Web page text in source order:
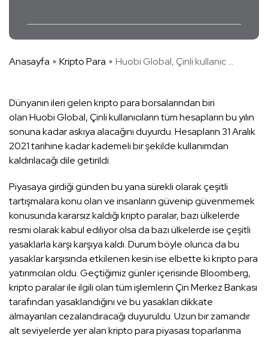
Anasayfa Kripto Para Huobi Global, Çinli kullanıc ...
Dünyanın ileri gelen kripto para borsalarından biri
olan Huobi Global, Çinli kullanıcıların tüm hesapların bu yılın
sonuna kadar askıya alacağını duyurdu. Hesapların 31 Aralık
2021 tarihine kadar kademeli bir şekilde kullanımdan
kaldırılacağı dile getirildi.
Piyasaya girdiği günden bu yana sürekli olarak çeşitli
tartışmalara konu olan ve insanların güvenip güvenmemek
konusunda kararsız kaldığı kripto paralar, bazı ülkelerde
resmi olarak kabul ediliyor olsa da bazı ülkelerde ise çeşitli
yasaklarla karşı karşıya kaldı. Durum böyle olunca da bu
yasaklar karşısında etkilenen kesin ise elbette ki kripto para
yatırımcıları oldu. Geçtiğimiz günler içerisinde Bloomberg,
kripto paralar ile ilgili olan tüm işlemlerin Çin Merkez Bankası
tarafından yasaklandığını ve bu yasakları dikkate
almayanları cezalandıracağı duyuruldu. Uzun bir zamandır
alt seviyelerde yer alan kripto para piyasası toparlanma